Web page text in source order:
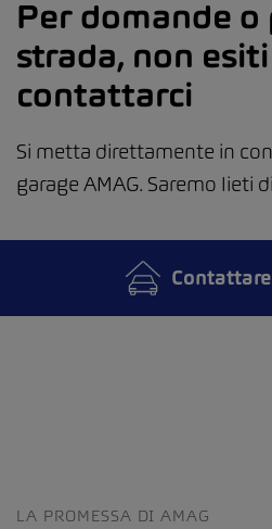
Per domande o
strada, non esiti
contattarci
Si metta direttamente in
garage AMAG. Saremo lieti
LA PROMESSA DI AMAG